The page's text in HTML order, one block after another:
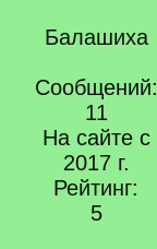
Балашиха
Сообщений:
11
На сайте с
2017 г.
Рейтинг:
5